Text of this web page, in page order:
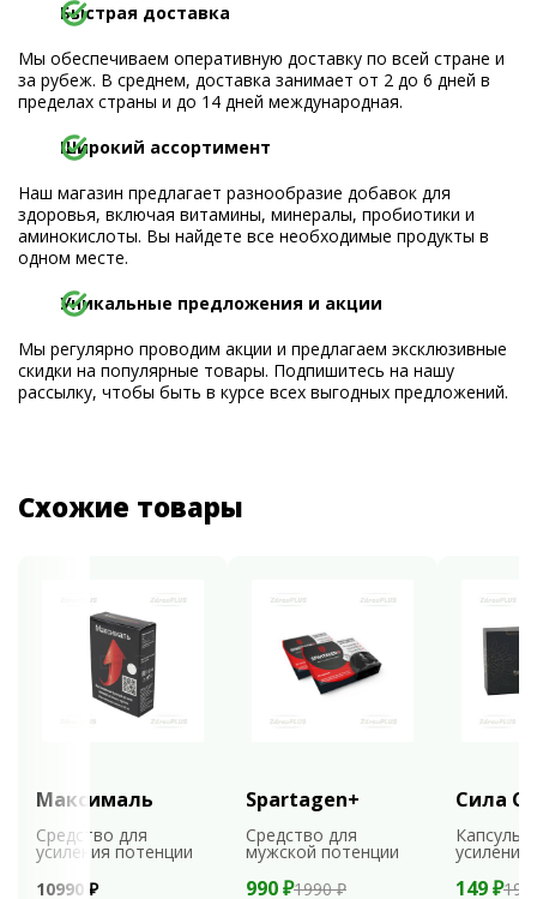
Быстрая доставка
Мы обеспечиваем оперативную доставку по всей стране и
за рубеж. В среднем, доставка занимает от 2 до 6 дней в
пределах страны и до 14 дней международная.
Широкий ассортимент
Наш магазин предлагает разнообразие добавок для
здоровья, включая витамины, минералы, пробиотики и
аминокислоты. Вы найдете все необходимые продукты в
одном месте.
Уникальные предложения и акции
Мы регулярно проводим акции и предлагаем эксклюзивные
скидки на популярные товары. Подпишитесь на нашу
рассылку, чтобы быть в курсе всех выгодных предложений.
Схожие товары
Максималь
Средство для
усиления потенции
10990 ₽
Spartagen+
Средство для
мужской потенции
990 ₽1990 ₽
Сила
Капсулы
усиления
149 ₽